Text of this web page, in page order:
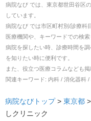
病院なび では、 東京都世田谷区の
しています。
病院なび では市区町村別/診療科
医療機関や、キーワードでの検索
病院を探したい時、診療時間を
を知りたい時に便利です。
また、役立つ医療コラムなども
関連キーワード: 内科 / 消化器科
病院なびトップ> 東京都 >
しクリニック